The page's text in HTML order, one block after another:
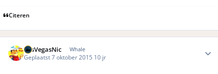
Citeren
LasVegasNic Whale
Geplaatst7 oktober 2015 10 jr